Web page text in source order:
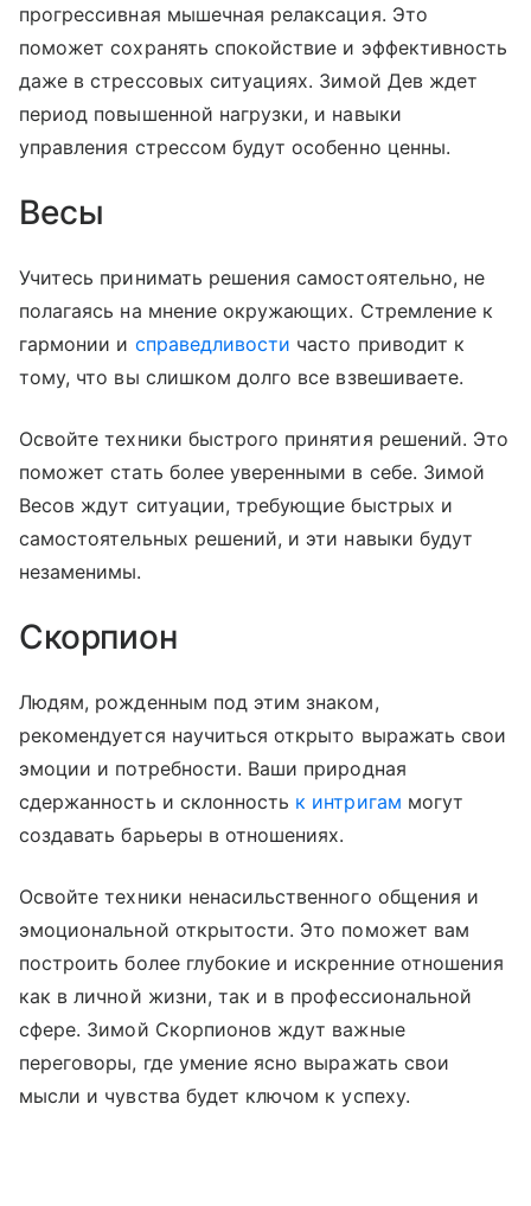
прогрессивная мышечная релаксация. Это
поможет сохранять спокойствие и эффективность
даже в стрессовых ситуациях. Зимой Дев ждет
период повышенной нагрузки, и навыки
управления стрессом будут особенно ценны.
Весы
Учитесь принимать решения самостоятельно, не
полагаясь на мнение окружающих. Стремление к
гармонии и справедливости часто приводит к
тому, что вы слишком долго все взвешиваете.
Освойте техники быстрого принятия решений. Это
поможет стать более уверенными в себе. Зимой
Весов ждут ситуации, требующие быстрых и
самостоятельных решений, и эти навыки будут
незаменимы.
Скорпион
Людям, рожденным под этим знаком,
рекомендуется научиться открыто выражать свои
эмоции и потребности. Ваши природная
сдержанность и склонность к интригам могут
создавать барьеры в отношениях.
Освойте техники ненасильственного общения и
эмоциональной открытости. Это поможет вам
построить более глубокие и искренние отношения
как в личной жизни, так и в профессиональной
сфере. Зимой Скорпионов ждут важные
переговоры, где умение ясно выражать свои
мысли и чувства будет ключом к успеху.